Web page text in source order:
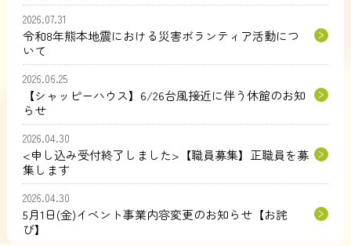
2026.07.31
令和8年熊本地震における災害ボランティア活動につ
いて
2026.06.25
【シャッピーハウス】6/26台風接近に伴う休館のお知
らせ
2026.04.30
<申し込み受付終了しました>【職員募集】正職員を募
集します
2026.04.30
5月1日(金)イベント事業内容変更のお知らせ【お詫
び】